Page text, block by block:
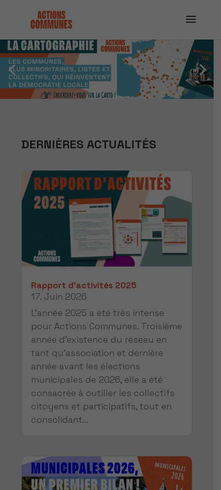
DERNIÈRES ACTUALITÉS
Rapport d’activités 2025
17. Juin 2026
L'année 2025 a été très intense
pour Actions Communes. Troisième
année d'existence du réseau en
tant qu’association et dernière
année avant les élections
municipales de 2026, elle a été
consacrée à outiller les collectifs
citoyens et participatifs, tout en
consolidant...